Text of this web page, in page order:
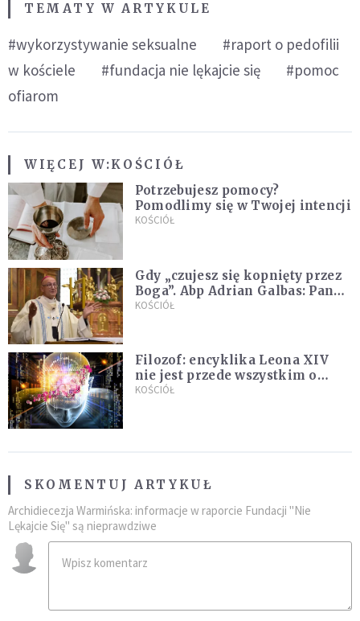
TEMATY W ARTYKULE
#wykorzystywanie seksualne
#raport o pedofilii
w kościele
#fundacja nie lękajcie się
#pomoc
ofiarom
WIĘCEJ W:KOŚCIÓŁ
Potrzebujesz pomocy?
Pomodlimy się w Twojej intencji
KOŚCIÓŁ
Gdy „czujesz się kopnięty przez
Boga”. Abp Adrian Galbas: Pan
Bóg nie zabierze szpili
KOŚCIÓŁ
Filozof: encyklika Leona XIV
nie jest przede wszystkim o
sztucznej inteligencji
KOŚCIÓŁ
SKOMENTUJ ARTYKUŁ
Archidiecezja Warmińska: informacje w raporcie Fundacji "Nie
Lękajcie Się" są nieprawdziwe